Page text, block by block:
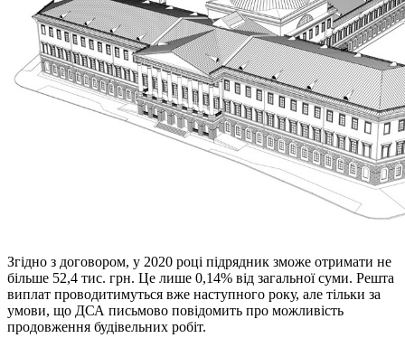
Згідно з договором, у 2020 році підрядник зможе отримати не
більше 52,4 тис. грн. Це лише 0,14% від загальної суми. Решта
виплат проводитимуться вже наступного року, але тільки за
умови, що ДСА письмово повідомить про можливість
продовження будівельних робіт.